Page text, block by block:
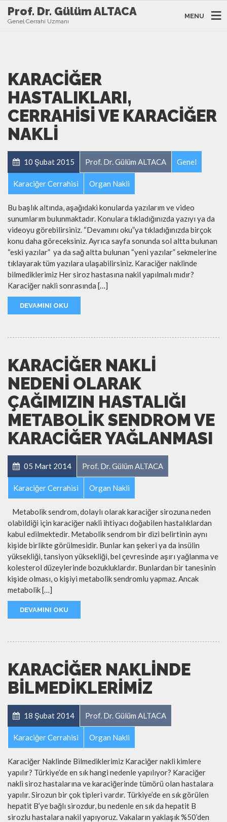
Prof. Dr. Gülüm ALTACA
Genel Cerrahi Uzmanı
MENU
KARACIĞER
HASTALIKLARI,
CERRAHISI VE KARACIĞER
NAKLI
10 Şubat 2015 Prof. Dr. Gülüm ALTACA Genel
Karaciğer Cerrahisi Organ Nakli
Bu başlık altında, aşağıdaki konularda yazılarım ve video
sunumlarım bulunmaktadır. Konulara tıkladığınızda yazıyı ya da
videoyu görebilirsiniz. “Devamını oku”ya tıkladığınızda birçok
konu daha göreceksiniz. Ayrıca sayfa sonunda sol altta bulunan
“eski yazılar” ya da sağ altta bulunan “yeni yazılar” sekmelerine
tıklayarak tüm yazılara ulaşabilirsiniz. Karaciğer naklinde
bilmediklerimiz Her siroz hastasına nakil yapılmalı mıdır?
Karaciğer nakli sonrasında […]
DEVAMINI OKU
KARACIĞER NAKLI
NEDENI OLARAK
ÇAĞIMIZIN HASTALIĞI
METABOLIK SENDROM VE
KARACIĞER YAĞLANMASI
05 Mart 2014 Prof. Dr. Gülüm ALTACA
Karaciğer Cerrahisi Organ Nakli
Metabolik sendrom, dolaylı olarak karaciğer sirozuna neden
olabildiği için karaciğer nakli ihtiyacı doğabilen hastalıklardan
kabul edilmektedir. Metabolik sendrom bir dizi belirtinin aynı
kişide birlikte görülmesidir. Bunlar kan şekeri ya da insülin
yüksekliği, tansiyon yüksekliği, bel çevresinde aşırı yağlanma ve
kolesterol düzeylerinde bozukluklardır. Bunlardan bir tanesinin
kişide olması, o kişiyi metabolik sendromlu yapmaz. Ancak
metabolik […]
DEVAMINI OKU
KARACIĞER NAKLINDE
BILMEDIKLERIMIZ
18 Şubat 2014 Prof. Dr. Gülüm ALTACA
Karaciğer Cerrahisi Organ Nakli
Karaciğer Naklinde Bilmediklerimiz Karaciğer nakli kimlere
yapılır? Türkiye’de en sık hangi nedenle yapılıyor? Karaciğer
nakli siroz hastalarına ve karaciğerinde tümörü olan hastalara
yapılır. Sirozun bir çok tipleri vardır. Türkiye’de en sık görülen
hepatit B’ye bağlı sirozdur, bu nedenle en sık da hepatit B
sirozlu hastalara nakil yapıyoruz. Vakaların yaklaşık %50’den